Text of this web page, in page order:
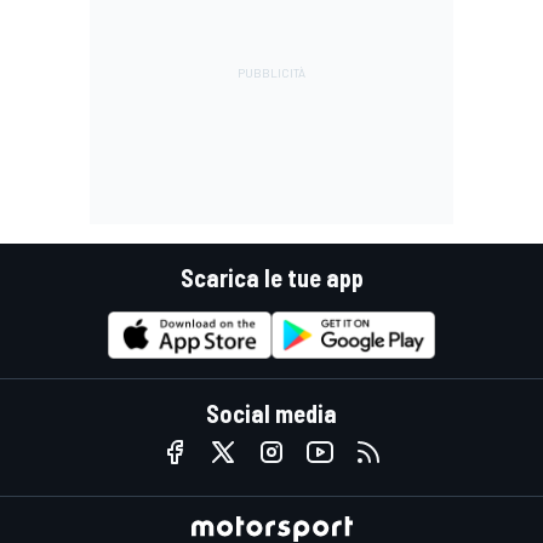
Scarica le tue app
Social media